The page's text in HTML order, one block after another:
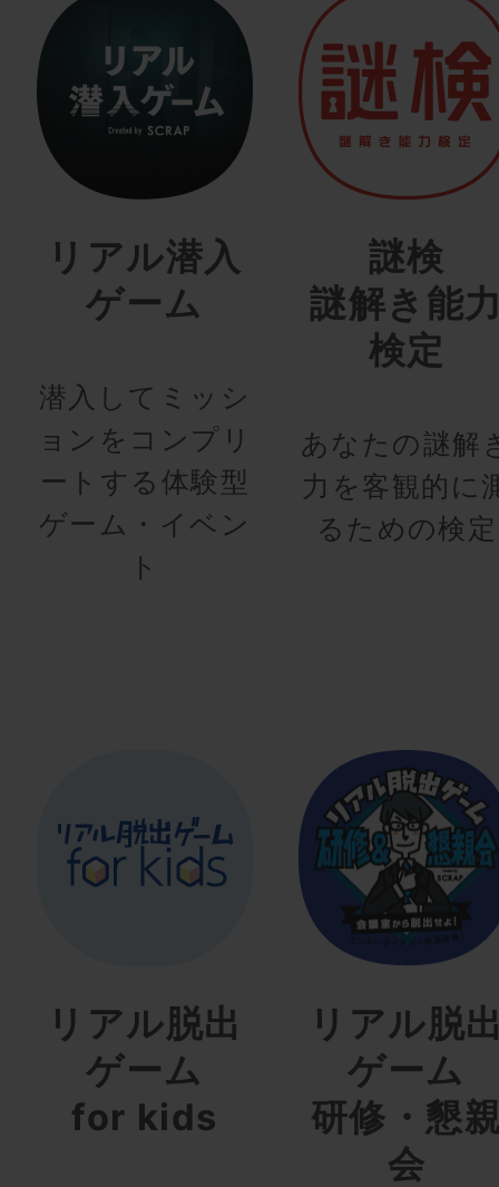
リアル潜入
ゲーム
潜入してミッシ
ョンをコンプリ
ートする体験型
ゲーム・イベン
ト
謎検
謎解き能
検定
あなたの謎解
力を客観的に
るための検定
リアル脱出
ゲーム
for kids
リアル脱
ゲーム
研修・懇
会